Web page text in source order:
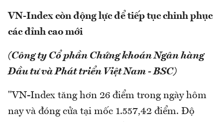
VN-Index còn động lực để tiếp tục chinh phục
các đỉnh cao mới
(Công ty Cổ phần Chứng khoán Ngân hàng
Đầu tư và Phát triển Việt Nam - BSC)
"VN-Index tăng hơn 26 điểm trong ngày hôm
nay và đóng cửa tại mốc 1.557,42 điểm. Độ